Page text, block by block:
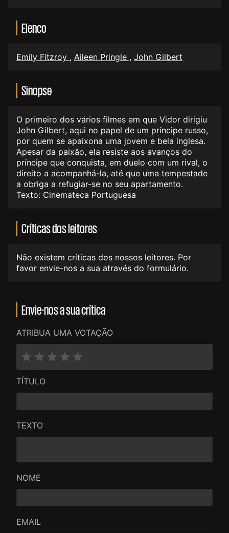
Elenco
Emily Fitzroy , Aileen Pringle , John Gilbert
Sinopse
O primeiro dos vários filmes em que Vidor dirigiu
John Gilbert, aqui no papel de um príncipe russo,
por quem se apaixona uma jovem e bela inglesa.
Apesar da paixão, ela resiste aos avanços do
príncipe que conquista, em duelo com um rival, o
direito a acompanhá-la, até que uma tempestade
a obriga a refugiar-se no seu apartamento.
Texto: Cinemateca Portuguesa
Críticas dos leitores
Não existem críticas dos nossos leitores. Por
favor envie-nos a sua através do formulário.
Envie-nos a sua crítica
ATRIBUA UMA VOTAÇÃO
TÍTULO
TEXTO
NOME
EMAIL